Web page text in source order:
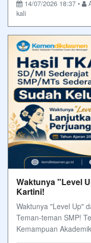
14/07/2026 18:37 •
kali
Waktunya "Level
Kartini!
Waktunya "Level Up"
Teman-teman SMP!
Kemampuan